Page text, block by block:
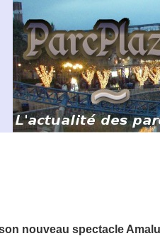
nouveau spectacle